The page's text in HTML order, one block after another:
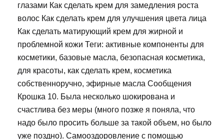
глазами Как сделать крем для замедления роста
волос Как сделать крем для улучшения цвета лица
Как сделать матирующий крем для жирной и
проблемной кожи Теги: активные компоненты для
косметики, базовые масла, безопасная косметика,
для красоты, как сделать крем, косметика
собственноручно, эфирные масла Сообщения
Крошка 10. Была несколько шокирована и
счастлива без меры (много позже я поняла, что
надо было просить больше за такой объем, но было
уже поздно). Самооздоровление с помощью